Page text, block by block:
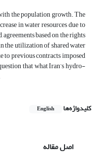
the population growth. The
in water resources due to
based on the rights
the utilization of shared water
to previous contracts imposed
that what Iran’s hydro-
کلیدواژه‌ها English
اصل مقاله